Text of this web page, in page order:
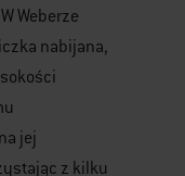
Weberze
nabijana,
jej
z kilku